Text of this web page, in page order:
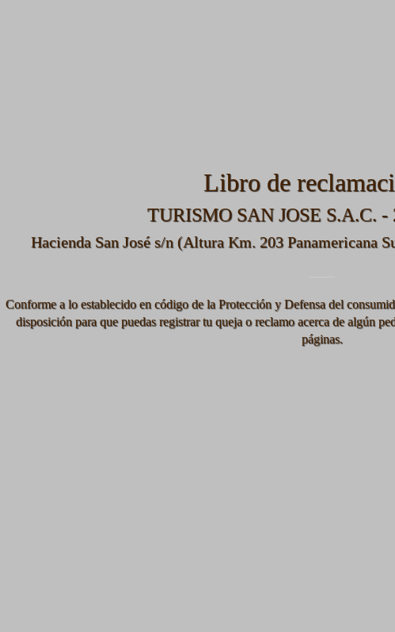
Libro de
TURISMO SAN JOSE S.A.C. -
Hacienda San José s/n (Altura Km. 203 Panamericana
Conforme a lo establecido en código de la Protección y Defensa del
disposición para que puedas registrar tu queja o reclamo acerca de algún
páginas.